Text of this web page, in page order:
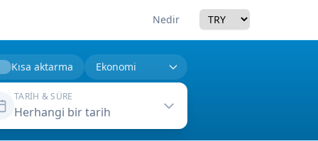
Nedir Currency
Kısa aktarma
TARIH & SÜRE
Herhangi bir tarih